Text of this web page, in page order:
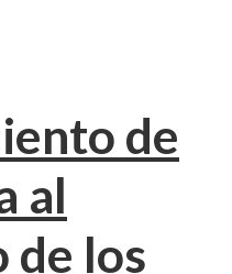
de
al
de los